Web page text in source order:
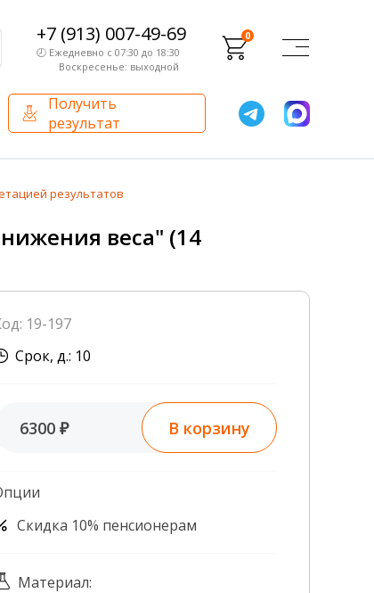
+7 (913) 007-49-69
🕗 Ежедневно с 07:30 до 18:30
Воскресенье: выходной
0
Получить
результат
компании
и лицензии
компании
аудит
знаний
Контроль качества
результатов
веса" (14
19-197
Срок, д.: 10
6300 ₽ В корзину
Скидка 10% пенсионерам
Материал: